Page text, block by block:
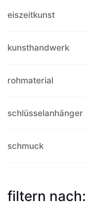
eiszeitkunst
kunsthandwerk
rohmaterial
schlüsselanhänger
schmuck
filtern nach: